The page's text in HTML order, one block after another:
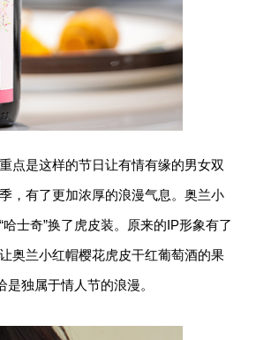
点是这样的节日让有情有缘的男女双
，有了更加浓厚的浪漫气息。奥兰小
士奇”换了虎皮装。原来的IP形象有了
奥兰小红帽樱花虎皮干红葡萄酒的果
独属于情人节的浪漫。